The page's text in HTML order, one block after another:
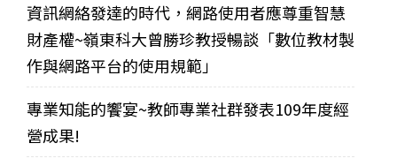
資訊網絡發達的時代，網路使用者應尊重智慧
財產權~嶺東科大曾勝珍教授暢談「數位教材製
作與網路平台的使用規範」
專業知能的饗宴~教師專業社群發表109年度經
營成果!